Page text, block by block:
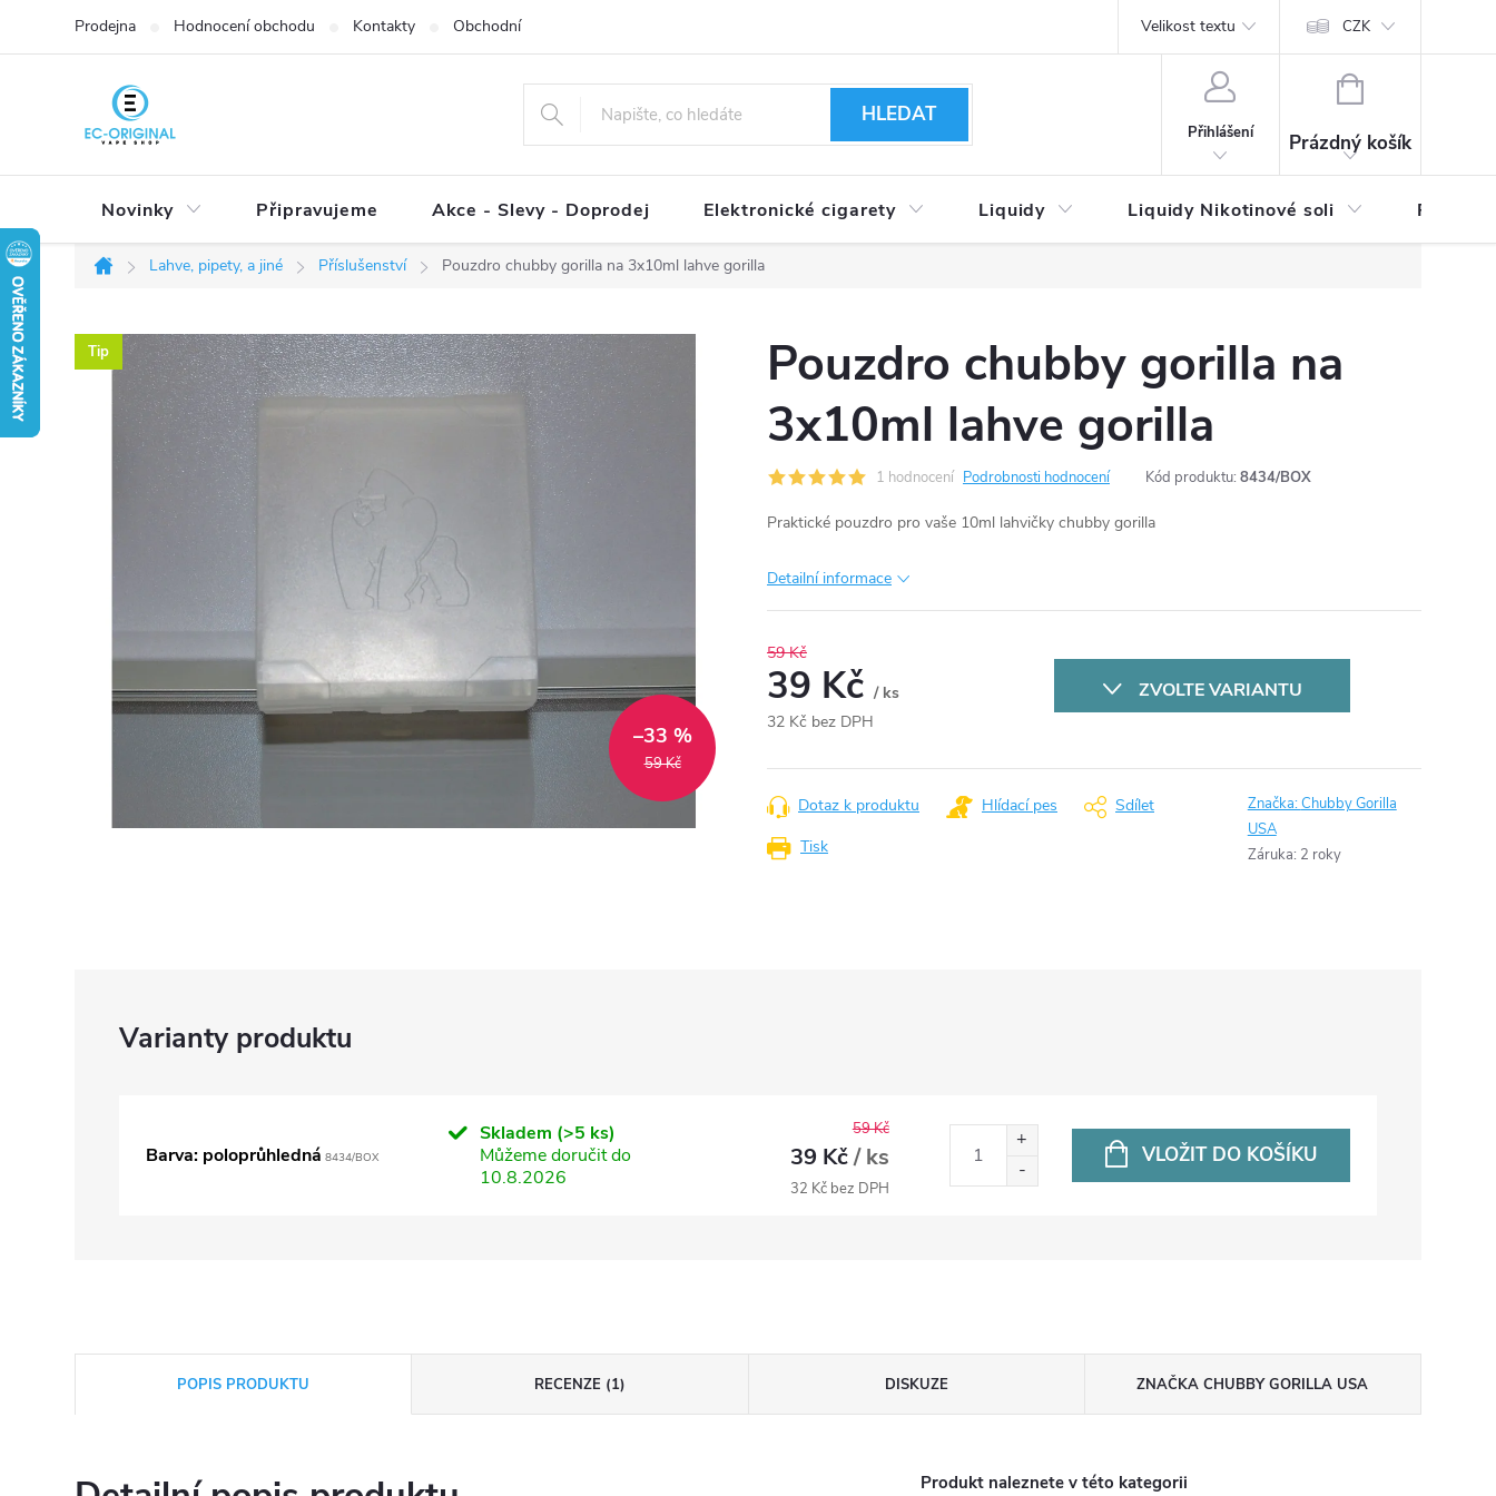
Prodejna Hodnocení obchodu Kontakty Obchodní podmínky Reklamační řád Vrácení zboží a reklamace
Velikost textu CZK
HLEDAT
Přihlášení
NÁKUPNÍ
Prázdný košík
Novinky Připravujeme Akce - Slevy - Doprodej Elektronické cigarety Liquidy Liquidy Nikotinové soli
Domů
Lahve, pipety, a jiné Příslušenství Pouzdro chubby gorilla na 3x10ml lahve gorilla
Tip
59 Kč
–33 %
Pouzdro chubby gorilla na
3x10ml lahve gorilla
1 hodnocení Podrobnosti hodnocení Kód produktu: 8434/BOX
Praktické pouzdro pro vaše 10ml lahvičky chubby gorilla
Detailní informace
59 Kč
39 Kč / ks
32 Kč bez DPH
cena:
ZVOLTE VARIANTU
Tisk
Dotaz k produktu Hlídací pes Sdílet Značka:Chubby Gorilla
USA
Záruka: 2 roky
Barva: poloprůhledná 8434/BOX
Skladem (>5 ks)
Můžeme doručit do
10.8.2026
59 Kč
39 Kč/ ks
32 Kč bez DPH
VLOŽIT DO KOŠÍKU
POPIS PRODUKTU RECENZE (1) DISKUZE ZNAČKA CHUBBY GORILLA USA
Produkt naleznete v této kategorii